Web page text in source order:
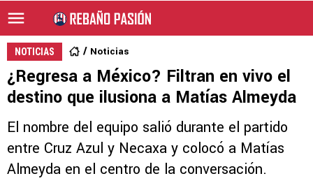
NOTICIAS Noticias
¿Regresa a México? Filtran en vivo el
destino que ilusiona a Matías Almeyda
El nombre del equipo salió durante el partido
entre Cruz Azul y Necaxa y colocó a Matías
Almeyda en el centro de la conversación.